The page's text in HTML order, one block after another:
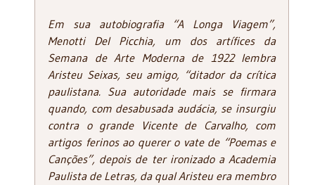
Em sua autobiografia “A Longa Viagem”,
Menotti Del Picchia, um dos artífices da
Semana de Arte Moderna de 1922 lembra
Aristeu Seixas, seu amigo, “ditador da crítica
paulistana. Sua autoridade mais se firmara
quando, com desabusada audácia, se insurgiu
contra o grande Vicente de Carvalho, com
artigos ferinos ao querer o vate de “Poemas e
Canções”, depois de ter ironizado a Academia
Paulista de Letras, da qual Aristeu era membro